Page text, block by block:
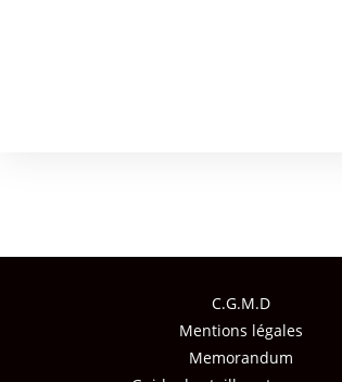
C.G.M.D
Mentions légales
Memorandum